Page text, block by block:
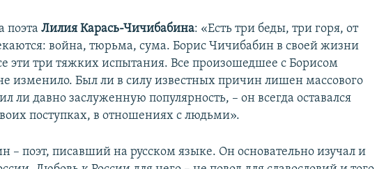
поэтаЛилия Карась-Чичибабина: «Есть три беды, три горя, от
война, тюрьма, сума. Борис Чичибабин в своей жизни
эти три тяжких испытания. Все произошедшее с Борисом
изменило. Был ли в силу известных причин лишен массового
ли давно заслуженную популярность, – он всегда оставался
поступках, в отношениях с людьми».
– поэт, писавший на русском языке. Он основательно изучал и